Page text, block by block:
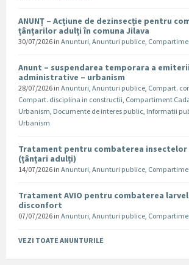
ANUNȚ – Acțiune de dezinsecție pentru
țânțarilor adulți în comuna Jilava
30/07/2026 in Anunturi, Anunturi publice,
Anunt – suspendarea temporara a
administrative – urbanism
28/07/2026 in Anunturi, Anunturi publice, Compart.
Compart. disciplina in constructii, Compartiment
Urbanism, Documente de interes public, Informatii
Urbanism
Tratament pentru combaterea
(țânțari adulți)
14/07/2026 in Anunturi, Anunturi publice,
Tratament AVIO pentru combaterea
disconfort
07/07/2026 in Anunturi, Anunturi publice,
VEZI TOATE ANUNTURILE